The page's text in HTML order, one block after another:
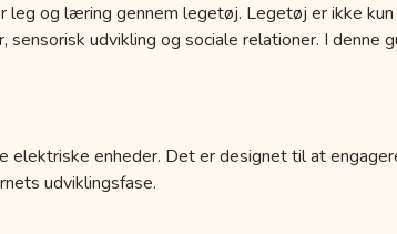
leg og læring gennem legetøj. Legetøj er ikke
udvikling og sociale relationer. I denne
elektriske enheder. Det er designet til at
udviklingsfase.